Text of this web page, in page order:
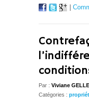
Par : Viviane
Catégories :